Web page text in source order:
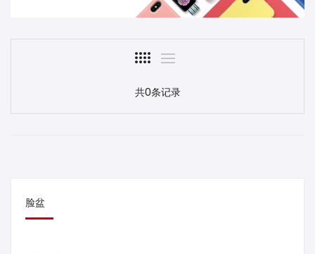
共0条记录
脸盆